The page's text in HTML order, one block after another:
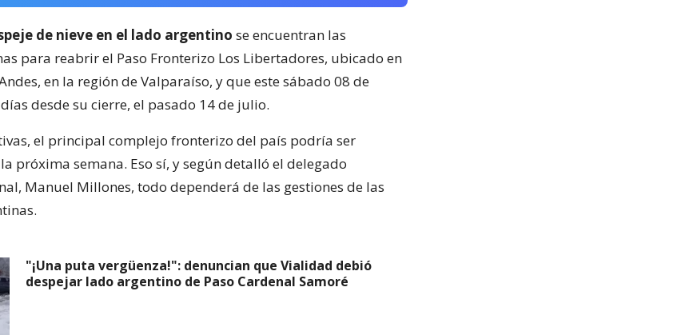
de nieve en el lado argentino se encuentran las
para reabrir el Paso Fronterizo Los Libertadores, ubicado en
en la región de Valparaíso, y que este sábado 08 de
desde su cierre, el pasado 14 de julio.
el principal complejo fronterizo del país podría ser
próxima semana. Eso sí, y según detalló el delegado
Manuel Millones, todo dependerá de las gestiones de las
"¡Una puta vergüenza!": denuncian que Vialidad debió
despejar lado argentino de Paso Cardenal Samoré